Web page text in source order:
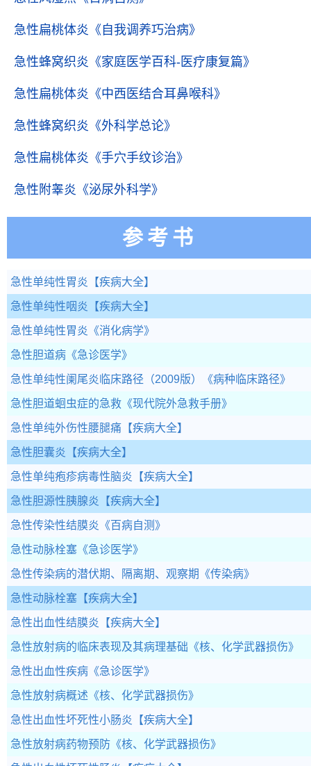
急性扁桃体炎 《自我调养巧治病》
急性蜂窝织炎 《家庭医学百科-医疗康复篇》
急性扁桃体炎 《中西医结合耳鼻喉科》
急性蜂窝织炎 《外科学总论》
急性扁桃体炎 《手穴手纹诊治》
急性附睾炎 《泌尿外科学》
参考书
急性单纯性胃炎 【疾病大全】
急性单纯性咽炎 【疾病大全】
急性单纯性胃炎 《消化病学》
急性胆道病 《急诊医学》
急性单纯性阑尾炎临床路径（2009版） 《病种临床路径》
急性胆道蛔虫症的急救 《现代院外急救手册》
急性单纯外伤性腰腿痛 【疾病大全】
急性胆囊炎 【疾病大全】
急性单纯疱疹病毒性脑炎 【疾病大全】
急性胆源性胰腺炎 【疾病大全】
急性传染性结膜炎 《百病自测》
急性动脉栓塞 《急诊医学》
急性传染病的潜伏期、隔离期、观察期 《传染病》
急性动脉栓塞 【疾病大全】
急性出血性结膜炎 【疾病大全】
急性放射病的临床表现及其病理基础 《核、化学武器损伤》
急性出血性疾病 《急诊医学》
急性放射病概述 《核、化学武器损伤》
急性出血性坏死性小肠炎 【疾病大全】
急性放射病药物预防 《核、化学武器损伤》